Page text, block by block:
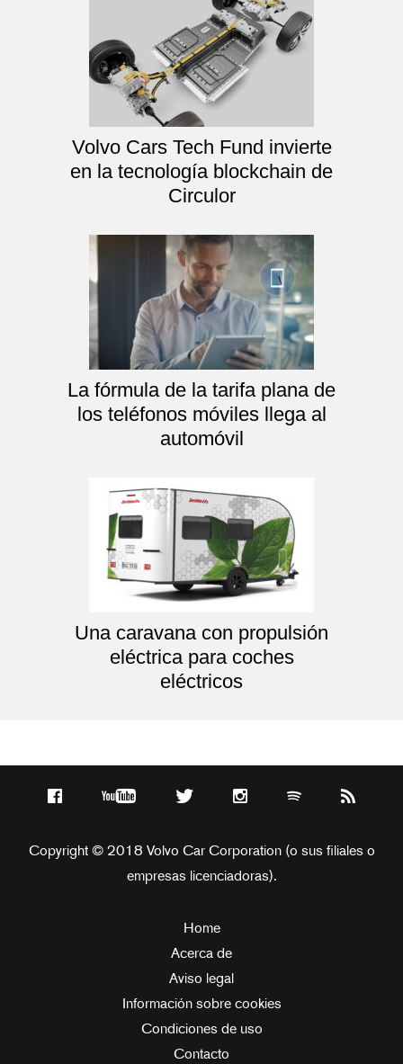
Volvo Cars Tech Fund invierte
en la tecnología blockchain de
Circulor
La fórmula de la tarifa plana de
los teléfonos móviles llega al
automóvil
Una caravana con propulsión
eléctrica para coches
eléctricos
Copyright © 2018 Volvo Car Corporation (o sus filiales o
empresas licenciadoras).
Home
Acerca de
Aviso legal
Información sobre cookies
Condiciones de uso
Contacto